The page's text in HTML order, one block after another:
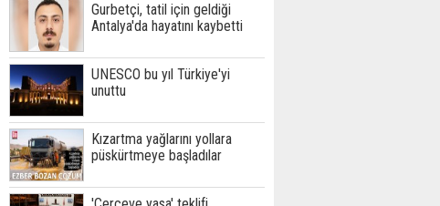
Gurbetçi, tatil için geldiği
Antalya'da hayatını kaybetti
UNESCO bu yıl Türkiye'yi
unuttu
Kızartma yağlarını yollara
püskürtmeye başladılar